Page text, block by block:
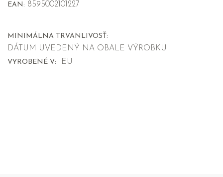
EAN: 8595002101227
MINIMÁLNA TRVANLIVOSŤ:
DÁTUM UVEDENÝ NA OBALE VÝROBKU
VYROBENÉ V: EU